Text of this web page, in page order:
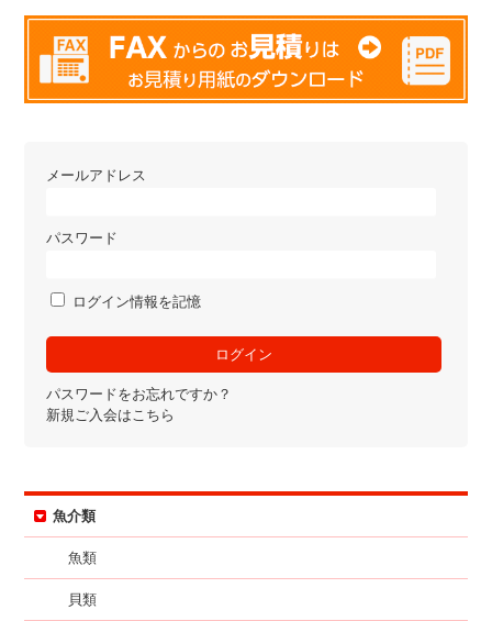
メールアドレス
パスワード
ログイン情報を記憶
パスワードをお忘れですか？
新規ご入会はこちら
魚介類
魚類
貝類